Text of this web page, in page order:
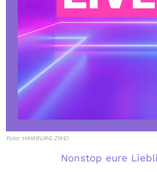
Foto: HAMBURG ZWEI
Nonstop eure